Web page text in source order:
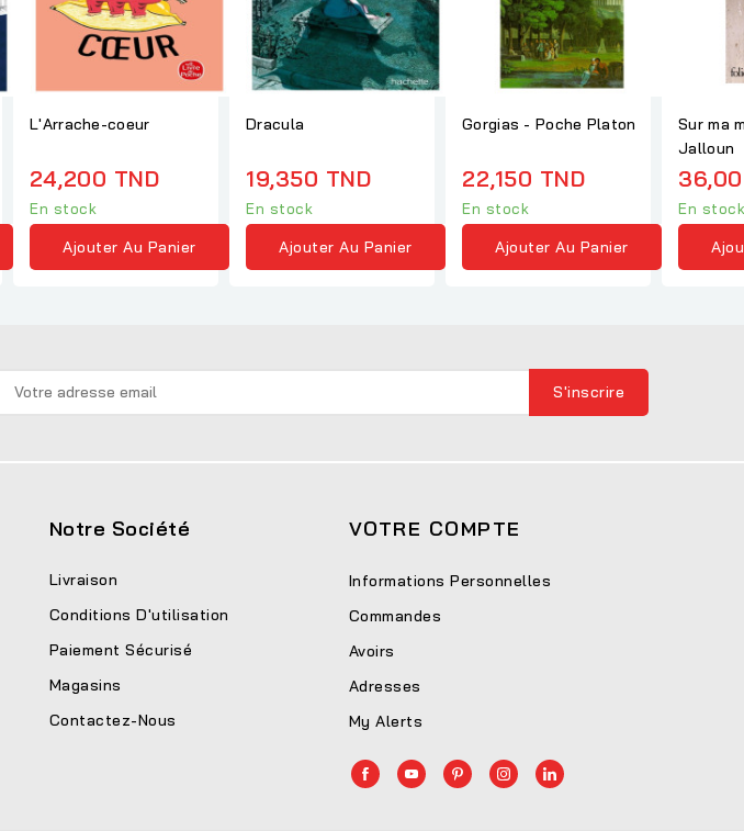
L'Arrache-coeur
24,200 TND
En stock
Ajouter Au Panier
Dracula
19,350 TND
En stock
Ajouter Au Panier
Gorgias - Poche Platon
22,150 TND
En stock
Ajouter Au Panier
Sur ma
Jalloun
En stock
Notre Société
Livraison
Conditions D'utilisation
Paiement Sécurisé
Magasins
Contactez-Nous
VOTRE COMPTE
Informations Personnelles
Commandes
Avoirs
Adresses
My Alerts